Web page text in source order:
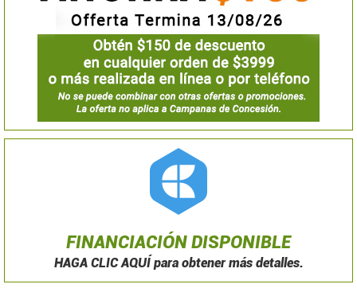
FINANCIACIÓN DISPONIBLE
HAGA CLIC AQUÍ para obtener más detalles.